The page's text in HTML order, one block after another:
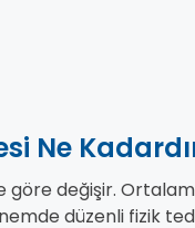
Ne
göre değişir.
düzenli fizik